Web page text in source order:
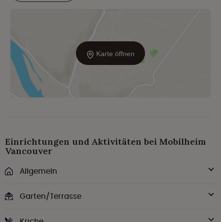
Karte öffnen
Einrichtungen und Aktivitäten bei Mobilheim
Vancouver
Allgemein
Garten/Terrasse